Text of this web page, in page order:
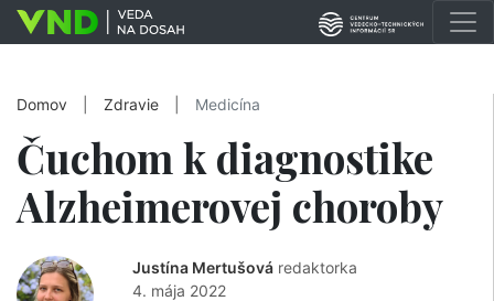
Domov Zdravie Medicína
Čuchom k diagnostike
Alzheimerovej choroby
Justína Mertušová redaktorka
4. mája 2022